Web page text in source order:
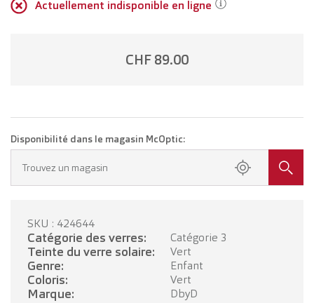
Actuellement indisponible en ligne
CHF 89.00
Disponibilité dans le magasin McOptic:
Trouvez un magasin
SKU : 424644
Catégorie des verres: Catégorie 3
Teinte du verre solaire: Vert
Genre: Enfant
Coloris: Vert
Marque: DbyD